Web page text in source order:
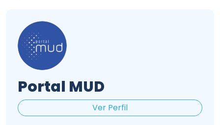
Portal MUD
Ver Perfil